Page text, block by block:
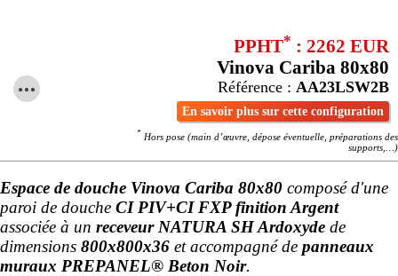
PPHT* : 2262 EUR
Vinova Cariba 80x80
Référence : AA23LSW2B
En savoir plus sur cette configuration
* Hors pose (main d’œuvre, dépose éventuelle, préparations des
supports,…)
Espace de douche Vinova Cariba 80x80 composé d'une
paroi de douche CI PIV+CI FXP finition Argent
associée à un receveur NATURA SH Ardoxyde de
dimensions 800x800x36 et accompagné de panneaux
muraux PREPANEL® Beton Noir.